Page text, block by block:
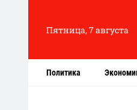
Пятница, 7 августа
Политика